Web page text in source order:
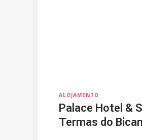
ALOJAMENTO
Palace Hotel &
Termas do